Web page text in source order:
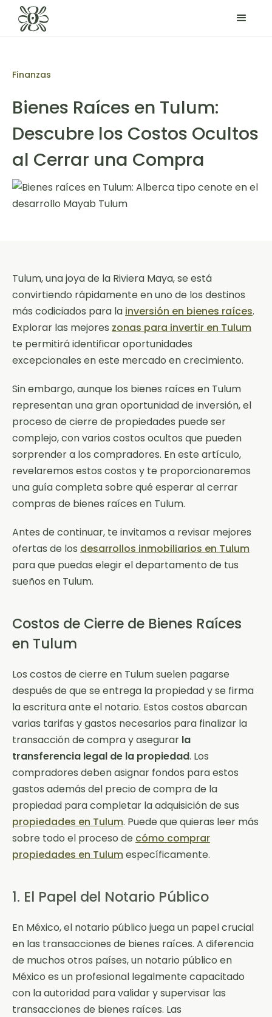
Finanzas
Bienes Raíces en Tulum:
Descubre los Costos Ocultos
al Cerrar una Compra
Tulum, una joya de la Riviera Maya, se está
convirtiendo rápidamente en uno de los destinos
más codiciados para la inversión en bienes raíces.
Explorar las mejores zonas para invertir en Tulum
te permitirá identificar oportunidades
excepcionales en este mercado en crecimiento.
Sin embargo, aunque los bienes raíces en Tulum
representan una gran oportunidad de inversión, el
proceso de cierre de propiedades puede ser
complejo, con varios costos ocultos que pueden
sorprender a los compradores. En este artículo,
revelaremos estos costos y te proporcionaremos
una guía completa sobre qué esperar al cerrar
compras de bienes raíces en Tulum.
Antes de continuar, te invitamos a revisar mejores
ofertas de los desarrollos inmobiliarios en Tulum
para que puedas elegir el departamento de tus
sueños en Tulum.
Costos de Cierre de Bienes Raíces
en Tulum
Los costos de cierre en Tulum suelen pagarse
después de que se entrega la propiedad y se firma
la escritura ante el notario. Estos costos abarcan
varias tarifas y gastos necesarios para finalizar la
transacción de compra y asegurar la
transferencia legal de la propiedad. Los
compradores deben asignar fondos para estos
gastos además del precio de compra de la
propiedad para completar la adquisición de sus
propiedades en Tulum. Puede que quieras leer más
sobre todo el proceso de cómo comprar
propiedades en Tulumespecíficamente.
1. El Papel del Notario Público
En México, el notario público juega un papel crucial
en las transacciones de bienes raíces. A diferencia
de muchos otros países, un notario público en
México es un profesional legalmente capacitado
con la autoridad para validar y supervisar las
transacciones de bienes raíces. Las